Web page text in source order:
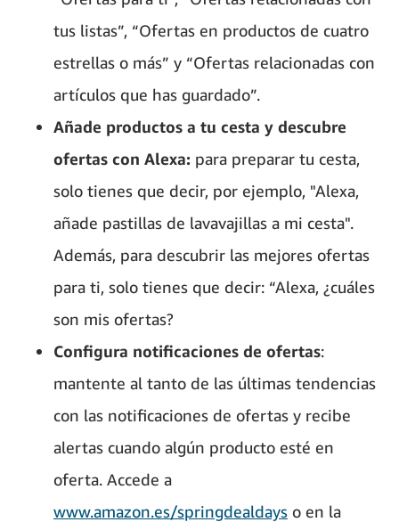
tus listas”, “Ofertas en productos de cuatro
estrellas o más” y “Ofertas relacionadas con
artículos que has guardado”.
Añade productos a tu cesta y descubre
ofertas con Alexa: para preparar tu cesta,
solo tienes que decir, por ejemplo, "Alexa,
añade pastillas de lavavajillas a mi cesta".
Además, para descubrir las mejores ofertas
para ti, solo tienes que decir: “Alexa, ¿cuáles
son mis ofertas?
Configura notificaciones de ofertas:
mantente al tanto de las últimas tendencias
con las notificaciones de ofertas y recibe
alertas cuando algún producto esté en
oferta. Accede a
www.amazon.es/springdealdays o en la